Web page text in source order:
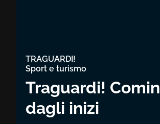
TRAGUARDI!
Sport e turismo
Traguardi!
dagli inizi